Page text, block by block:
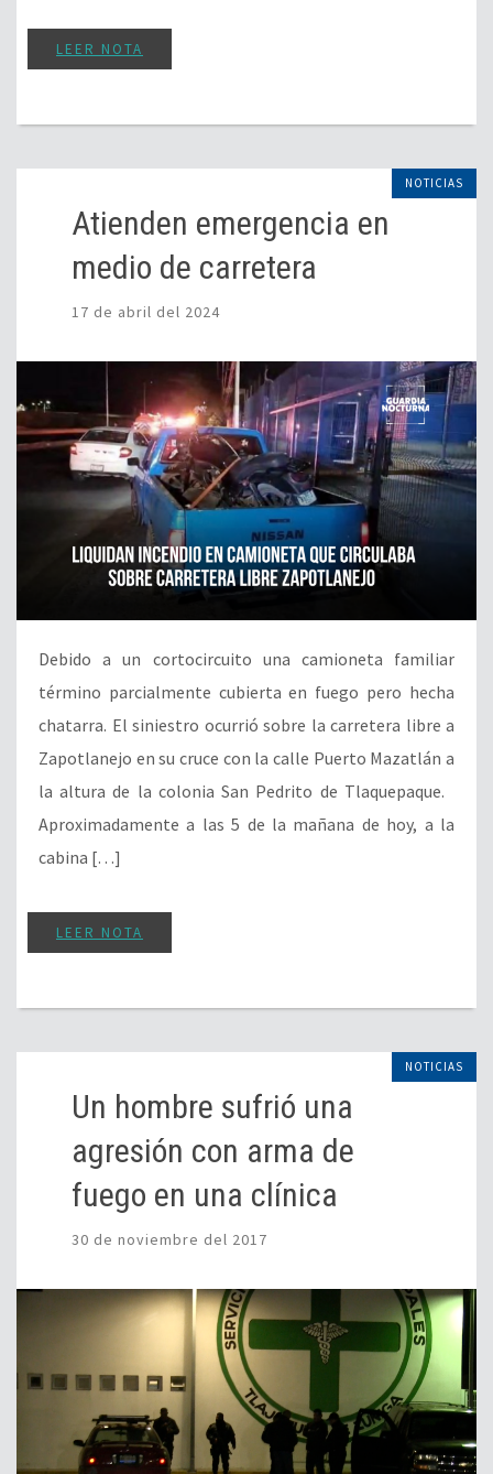
LEER NOTA
NOTICIAS
Atienden emergencia en
medio de carretera
17 de abril del 2024
Debido a un cortocircuito una camioneta familiar
término parcialmente cubierta en fuego pero hecha
chatarra. El siniestro ocurrió sobre la carretera libre a
Zapotlanejo en su cruce con la calle Puerto Mazatlán a
la altura de la colonia San Pedrito de Tlaquepaque.
Aproximadamente a las 5 de la mañana de hoy, a la
cabina […]
LEER NOTA
NOTICIAS
Un hombre sufrió una
agresión con arma de
fuego en una clínica
30 de noviembre del 2017